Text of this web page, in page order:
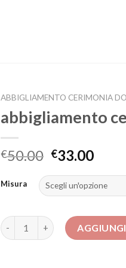
ABBIGLIAMENTO CERIMONIA
abbigliamento
€50.00 €33.00
Misura
abbigliamento cerimonia